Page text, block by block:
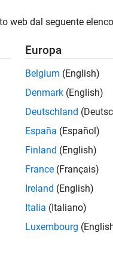
web dal seguente
Europa
Belgium (English)
Denmark (English)
Deutschland
España (Español)
Finland (English)
France (Français)
Ireland (English)
Italia (Italiano)
Luxembourg